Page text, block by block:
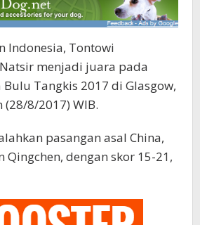
Indonesia, Tontowi
menjadi juara pada
Tangkis 2017 di Glasgow,
(28/8/2017) WIB.
pasangan asal China,
Qingchen, dengan skor 15-21,